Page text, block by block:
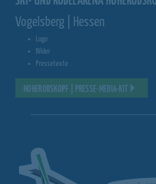
Vogelsberg | Hessen
Logo
Bilder
Pressetexte
HOHERODSKOPF | PRESSE-MEDIA-KIT